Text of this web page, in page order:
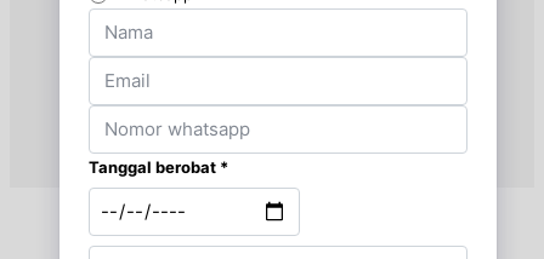
Jam 17:00 - 20:00
Kamis, 27/08/2026
Jam 17:00 - 20:00
Jumat, 28/08/2026
Jam 19:30 - 20:30